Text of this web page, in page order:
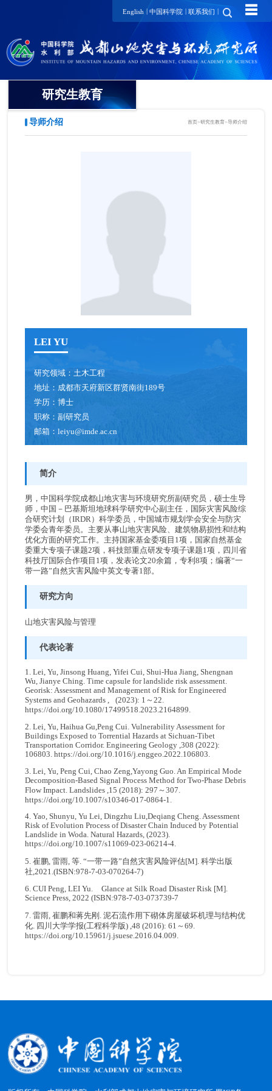
English | 中国科学院 | 联系我们 | ☰
研究生教育
导师介绍 首页>研究生教育>导师介绍
LEI YU
研究领域： 土木工程
地址： 成都市天府新区群贤南街189号
学历：博士
职称：副研究员
邮箱：leiyu@imde.ac.cn
简介
男，中国科学院成都山地灾害与环境研究所副研究员，硕士生导
师，中国－巴基斯坦地球科学研究中心副主任，国际灾害风险综
合研究计划（IRDR）科学委员，中国城市规划学会安全与防灾
学委会青年委员。主要从事山地灾害风险、建筑物易损性和结构
优化方面的研究工作。主持国家基金委项目1项，国家自然基金
委重大专项子课题2项，科技部重点研发专项子课题1项，四川省
科技厅国际合作项目1项，发表论文20余篇，专利8项；编著“一
带一路”自然灾害风险中英文专著1部。
研究方向
山地灾害风险与管理
代表论著
1. Lei, Yu, Jinsong Huang, Yifei Cui, Shui-Hua Jiang, Shengnan
Wu, Jianye Ching. Time capsule for landslide risk assessment.
Georisk: Assessment and Management of Risk for Engineered
Systems and Geohazards , (2023): 1～22.
https://doi.org/10.1080/17499518.2023.2164899.
2. Lei, Yu, Haihua Gu,Peng Cui. Vulnerability Assessment for
Buildings Exposed to Torrential Hazards at Sichuan-Tibet
Transportation Corridor. Engineering Geology ,308 (2022):
106803.https://doi.org/10.1016/j.enggeo.2022.106803.
3. Lei, Yu, Peng Cui, Chao Zeng,Yayong Guo. An Empirical Mode
Decomposition-Based Signal Process Method for Two-Phase Debris
Flow Impact. Landslides ,15 (2018): 297～307.
https://doi.org/10.1007/s10346-017-0864-1.
4. Yao, Shunyu, Yu Lei, Dingzhu Liu,Deqiang Cheng. Assessment
Risk of Evolution Process of Disaster Chain Induced by Potential
Landslide in Woda. Natural Hazards, (2023).
https://doi.org/10.1007/s11069-023-06214-4.
5. 崔鹏, 雷雨, 等. “一带一路”自然灾害风险评估[M]. 科学出版
社,2021.(ISBN:978-7-03-070264-7)
6. CUI Peng, LEI Yu. Glance at Silk Road Disaster Risk [M].
Science Press, 2022 (ISBN:978-7-03-073739-7
7. 雷雨, 崔鹏和蒋先刚. 泥石流作用下砌体房屋破坏机理与结构优
化. 四川大学学报(工程科学版) ,48 (2016): 61～69.
https://doi.org/10.15961/j.jsuese.2016.04.009.